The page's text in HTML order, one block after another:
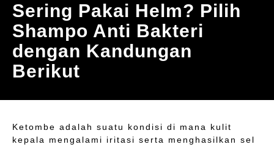
Sering Pakai Helm? Pilih
Shampo Anti Bakteri
dengan Kandungan
Berikut
Ketombe adalah suatu kondisi di mana kulit
kepala mengalami iritasi serta menghasilkan sel